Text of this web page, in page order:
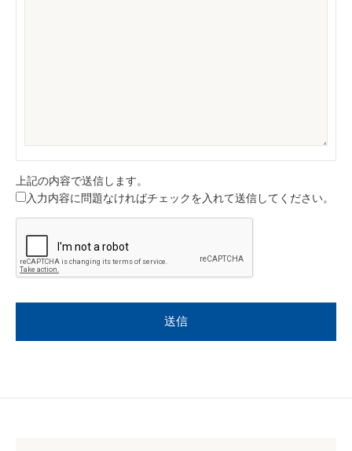
上記の内容で送信します。
入力内容に問題なければチェックを入れて送信してください。